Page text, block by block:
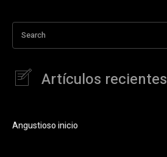
Search
Artículos recientes
Angustioso inicio